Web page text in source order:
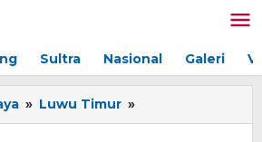
Sultra Nasional Galeri
» Luwu Timur »
Tomtim